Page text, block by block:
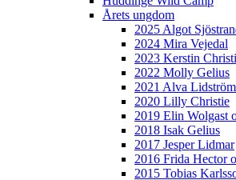
Årets ungdom
2025 Algot
2024 Mira Vejedal
2023 Kerstin
2022 Molly Gelius
2021 Alva
2020 Lilly Christie
2019 Elin Wolgast
2018 Isak Gelius
2017 Jesper Lidmar
2016 Frida Hector
2015 Tobias